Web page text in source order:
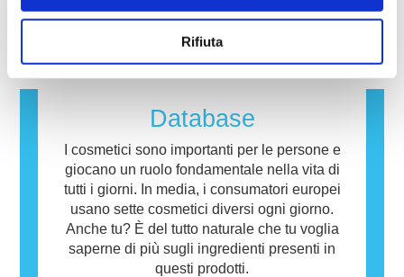
Rifiuta
legge a effettuare, coprono tutti i potenziali
verifica quando il sistema immunitario di una
innocue per la maggior parte delle altre
persone. Una sostanza che provoca una
Cosmetici e prodotti per la cura della persona
possono contenere ingredienti che potrebbero
risultare allergenici per alcune persone. Ciò
non significa che il prodotto non sia sicuro da
utilizzare per gli altri.
leggi di più
Database
I cosmetici sono importanti per le persone e
giocano un ruolo fondamentale nella vita di
tutti i giorni. In media, i consumatori europei
usano sette cosmetici diversi ogni giorno.
Anche tu? È del tutto naturale che tu voglia
saperne di più sugli ingredienti presenti in
questi prodotti.